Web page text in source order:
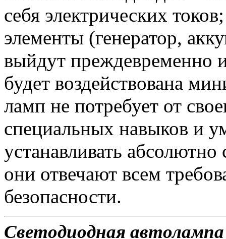
себя электрических
элементы (генератор,
выйдут преждевременно
будет воздействована
ламп не потребует от
специальных навыков и
устанавливать
они отвечают всем
безопасности.
Светодиодная